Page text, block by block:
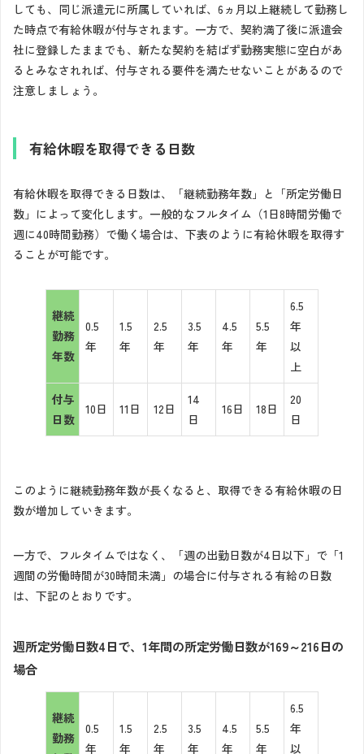
しても、同じ派遣元に所属していれば、6ヵ月以上継続して勤務し
た時点で有給休暇が付与されます。一方で、契約満了後に派遣会
社に登録したままでも、新たな契約を結ばず勤務実態に空白があ
るとみなされれば、付与される要件を満たせないことがあるので
注意しましょう。
有給休暇を取得できる日数
有給休暇を取得できる日数は、「継続勤務年数」と「所定労働日
数」によって変化します。一般的なフルタイム（1日8時間労働で
週に40時間勤務）で働く場合は、下表のように有給休暇を取得す
ることが可能です。
継続
勤務
年数
0.5
年
1.5
年
2.5
年
3.5
年
4.5
年
5.5
年
6.5
年
以
上
付与
日数
10日 11日 12日
14
日
16日 18日
20
日
このように継続勤務年数が長くなると、取得できる有給休暇の日
数が増加していきます。
一方で、フルタイムではなく、「週の出勤日数が4日以下」で「1
週間の労働時間が30時間未満」の場合に付与される有給の日数
は、下記のとおりです。
週所定労働日数4日で、1年間の所定労働日数が169～216日の
場合
継続
勤務
0.5
年
1.5
年
2.5
年
3.5
年
4.5
年
5.5
年
6.5
年
以